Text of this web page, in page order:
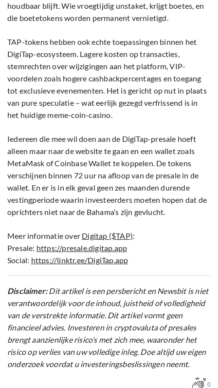
houdbaar blijft. Wie vroegtijdig unstaket, krijgt boetes, en
die boetetokens worden permanent vernietigd.
TAP-tokens hebben ook echte toepassingen binnen het
DigiTap-ecosysteem. Lagere kosten op transacties,
stemrechten over wijzigingen aan het platform, VIP-
voordelen zoals hogere cashbackpercentages en toegang
tot exclusieve evenementen. Het is gericht op nut in plaats
van pure speculatie – wat eerlijk gezegd verfrissend is in
het huidige meme-coin-casino.
Iedereen die mee wil doen aan de DigiTap-presale hoeft
alleen maar naar de website te gaan en een wallet zoals
MetaMask of Coinbase Wallet te koppelen. De tokens
verschijnen binnen 72 uur na afloop van de presale in de
wallet. En er is in elk geval geen zes maanden durende
vestingperiode waarin investeerders moeten hopen dat de
oprichters niet naar de Bahama’s zijn gevlucht.
Meer informatie over Digitap ($TAP):
Presale: https://presale.digitap.app
Social: https://linktr.ee/DigiTap.app
Disclaimer:Dit artikel is een persbericht en Newsbit is niet
verantwoordelijk voor de inhoud, juistheid of volledigheid
van de verstrekte informatie. Dit artikel vormt geen
financieel advies. Investeren in cryptovaluta of presales
brengt aanzienlijke risico’s met zich mee, waaronder het
risico op verlies van uw volledige inleg. Doe altijd uw eigen
onderzoek voordat u investeringsbeslissingen neemt.
0